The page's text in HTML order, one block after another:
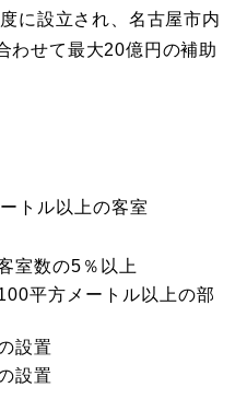
に設立され、名古屋市内
わせて最大20億円の補助
トル以上の客室
室数の5％以上
平方メートル以上の部
設置
設置